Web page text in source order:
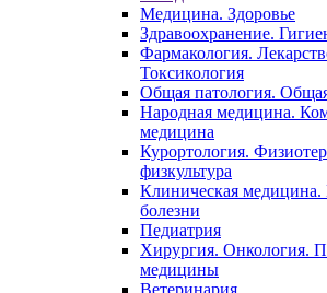
Медицина. Здоровье
Здравоохранение.
Фармакология.
Токсикология
Общая патология.
Народная медицина.
медицина
Курортология.
физкультура
Клиническая
болезни
Педиатрия
Хирургия. Онкология.
медицины
Ветеринария